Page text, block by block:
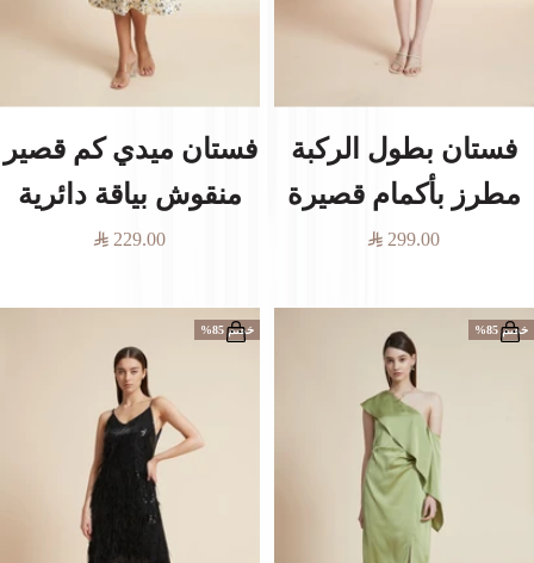
فستان بطول الركبة
مطرز بأكمام قصيرة
السعر
299.00
فستان ميدي كم قصير
منقوش بياقة دائرية
السعر
229.00
خصم 85% خصم 85%